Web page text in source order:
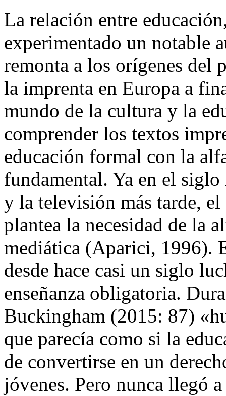
La relación entre
experimentado un notable
remonta a los orígenes del
la imprenta en Europa a
mundo de la cultura y la
comprender los textos
educación formal con la
fundamental. Ya en el
y la televisión más tarde,
plantea la necesidad de la
mediática (Aparici, 1996).
desde hace casi un siglo
enseñanza obligatoria.
Buckingham (2015: 87)
que parecía como si la
de convertirse en un
jóvenes. Pero nunca llegó